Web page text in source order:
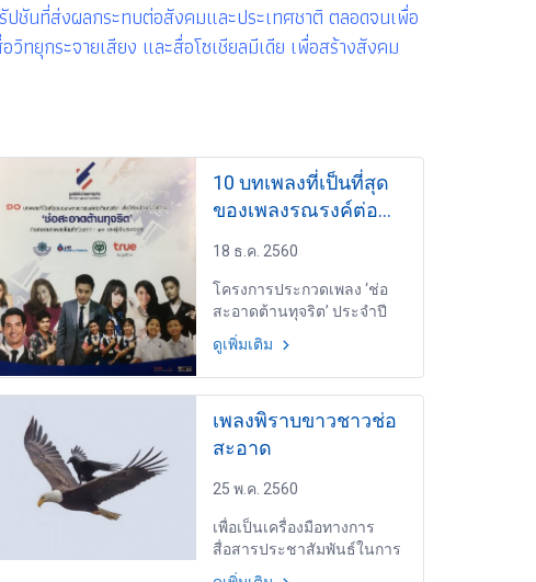
ชันที่ส่งผลกระทบต่อสังคมและประเทศชาติ ตลอดจนเพื่อ
ทยุกระจายเสียง และสื่อโซเชียลมีเดีย เพื่อสร้างสังคม
10 บทเพลงที่เป็นที่สุด
ของเพลงรณรงค์ต่อ
สะอาดต้านทุจริต"
18 ธ.ค. 2560
โครงการประกวดเพลง ‘ช่อ
สะอาดต้านทุจริต’ ประจำปี
2560 เจ้าของโครงการ
ประกวด "มูลนิธิต่อต้านการ
ทุจริต"
ดูเพิ่มเติม
เพลงพิราบขาวชาวช่อ
สะอาด
25 พ.ค. 2560
เพื่อเป็นเครื่องมือทางการ
สื่อสารประชาสัมพันธ์ในการ
สร้างภาพลักษณ์ให้แก่สมาคม